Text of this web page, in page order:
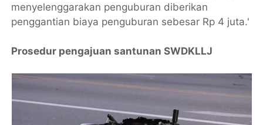
menyelenggarakan penguburan diberikan
penggantian biaya penguburan sebesar Rp 4 juta.'
Prosedur pengajuan santunan SWDKLLJ